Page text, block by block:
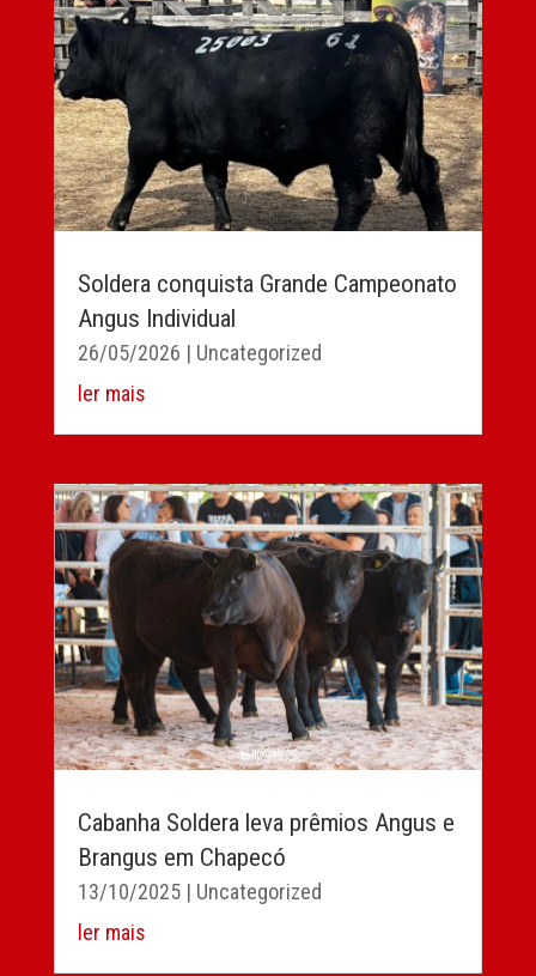
Soldera conquista Grande Campeonato
Angus Individual
26/05/2026 | Uncategorized
ler mais
Cabanha Soldera leva prêmios Angus e
Brangus em Chapecó
13/10/2025| Uncategorized
ler mais